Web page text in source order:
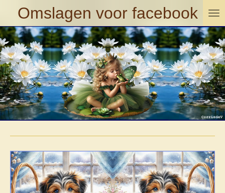
direct
naar
de
hoofdinhoud
Omslagen voor facebook